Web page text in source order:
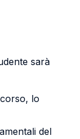
sarà
lo
del